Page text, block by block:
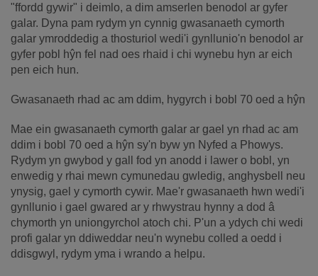
"ffordd gywir" i deimlo, a dim amserlen benodol ar gyfer
galar. Dyna pam rydym yn cynnig gwasanaeth cymorth
galar ymroddedig a thosturiol wedi'i gynllunio'n benodol ar
gyfer pobl hŷn fel nad oes rhaid i chi wynebu hyn ar eich
pen eich hun.
Gwasanaeth rhad ac am ddim, hygyrch i bobl 70 oed a hŷn
Mae ein gwasanaeth cymorth galar ar gael yn rhad ac am
ddim i bobl 70 oed a hŷn sy'n byw yn Nyfed a Phowys.
Rydym yn gwybod y gall fod yn anodd i lawer o bobl, yn
enwedig y rhai mewn cymunedau gwledig, anghysbell neu
ynysig, gael y cymorth cywir. Mae'r gwasanaeth hwn wedi'i
gynllunio i gael gwared ar y rhwystrau hynny a dod â
chymorth yn uniongyrchol atoch chi. P'un a ydych chi wedi
profi galar yn ddiweddar neu'n wynebu colled a oedd i
ddisgwyl, rydym yma i wrando a helpu.